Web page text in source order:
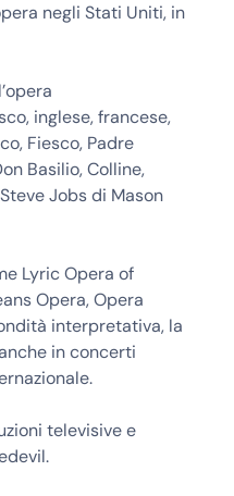
negli Stati Uniti, in
inglese, francese,
Fiesco, Padre
Basilio, Colline,
Jobs di Mason
Lyric Opera of
Opera, Opera
interpretativa, la
in concerti
televisive e